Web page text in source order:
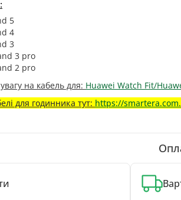
5
4
3
3 pro
2 pro
на кабель для: Huawei Watch Fit/
для годинника тут: https://